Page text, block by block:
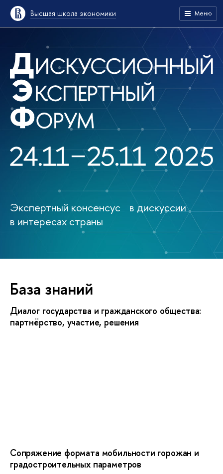
Высшая школа экономики Меню
Экспертный консенсус в дискуссии
в интересах страны
База знаний
Диалог государства и гражданского общества:
партнёрство, участие, решения
Сопряжение формата мобильности горожан и
градостроительных параметров